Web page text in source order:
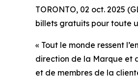
TORONTO, 02 oct. 2025
billets gratuits pour toute
« Tout le monde ressent
direction de la Marque et
et de membres de la